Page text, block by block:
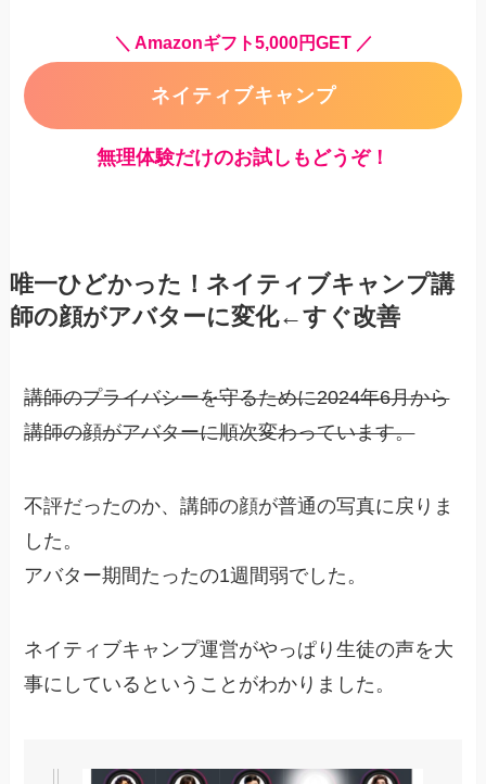
＼ Amazonギフト5,000円GET ／
ネイティブキャンプ
無理体験だけのお試しもどうぞ！
唯一ひどかった！ネイティブキャンプ講
師の顔がアバターに変化←すぐ改善
講師のプライバシーを守るために2024年6月から
講師の顔がアバターに順次変わっています。
不評だったのか、講師の顔が普通の写真に戻りま
した。
アバター期間たったの1週間弱でした。
ネイティブキャンプ運営がやっぱり生徒の声を大
事にしているということがわかりました。